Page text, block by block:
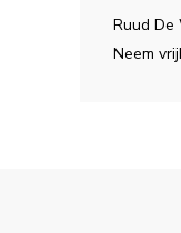
Ruud De
Neem